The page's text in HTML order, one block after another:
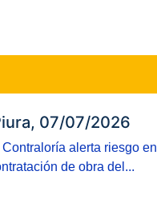
07/07/2026
Contraloría alerta riesgo en
de obra del...